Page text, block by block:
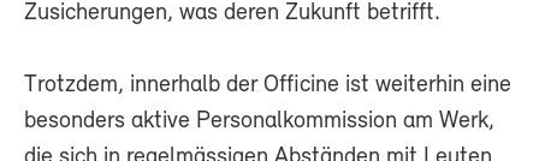
Zusicherungen, was deren Zukunft betrifft.
Trotzdem, innerhalb der Officine ist weiterhin eine
besonders aktive Personalkommission am Werk,